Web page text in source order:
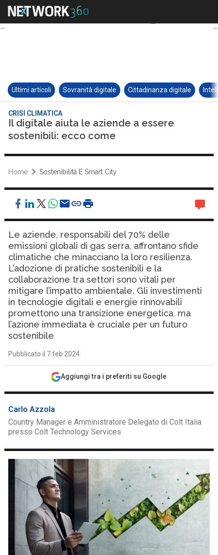
Ultimi articoli Sovranità digitale Cittadinanza digitale
CRISI CLIMATICA
Il digitale aiuta le aziende a essere
sostenibili: ecco come
Home Sostenibilità E Smart City
Le aziende, responsabili del 70% delle
emissioni globali di gas serra, affrontano sfide
climatiche che minacciano la loro resilienza.
L’adozione di pratiche sostenibili e la
collaborazione tra settori sono vitali per
mitigare l’impatto ambientale. Gli investimenti
in tecnologie digitali e energie rinnovabili
promettono una transizione energetica, ma
l’azione immediata è cruciale per un futuro
sostenibile
Pubblicato il 7 feb 2024
Aggiungi tra i preferiti su Google
Carlo Azzola
Country Manager e Amministratore Delegato di Colt Italia
presso Colt Technology Services